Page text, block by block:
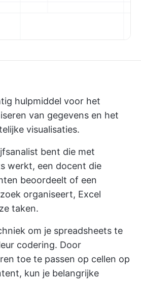
hulpmiddel voor het
van gegevens en het
visualisaties.
bent die met
werkt, een docent die
beoordeelt of een
organiseert, Excel
taken.
om je spreadsheets te
codering. Door
toe te passen op cellen op
kun je belangrijke